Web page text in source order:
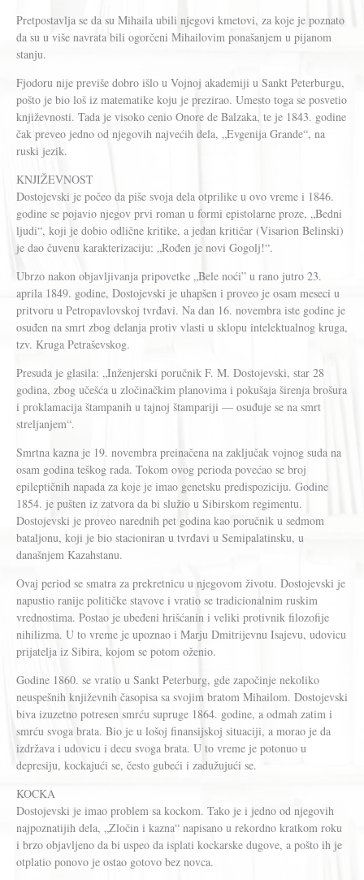
Pretpostavlja se da su Mihaila ubili njegovi kmetovi, za koje je poznato
da su u više navrata bili ogorčeni Mihailovim ponašanjem u pijanom
stanju.
Fjodoru nije previše dobro išlo u Vojnoj akademiji u Sankt Peterburgu,
pošto je bio loš iz matematike koju je prezirao. Umesto toga se posvetio
književnosti. Tada je visoko cenio Onore de Balzaka, te je 1843. godine
čak preveo jedno od njegovih najvećih dela, „Evgenija Grande“, na
ruski jezik.
KNJIŽEVNOST
Dostojevski je počeo da piše svoja dela otprilike u ovo vreme i 1846.
godine se pojavio njegov prvi roman u formi epistolarne proze, „Bedni
ljudi“, koji je dobio odlične kritike, a jedan kritičar (Visarion Belinski)
je dao čuvenu karakterizaciju: „Rođen je novi Gogolj!“.
Ubrzo nakon objavljivanja pripovetke „Bele noći” u rano jutro 23.
aprila 1849. godine, Dostojevski je uhapšen i proveo je osam meseci u
pritvoru u Petropavlovskoj tvrđavi. Na dan 16. novembra iste godine je
osuđen na smrt zbog delanja protiv vlasti u sklopu intelektualnog kruga,
tzv. Kruga Petraševskog.
Presuda je glasila: „Inženjerski poručnik F. M. Dostojevski, star 28
godina, zbog učešća u zločinačkim planovima i pokušaja širenja brošura
i proklamacija štampanih u tajnoj štampariji — osuđuje se na smrt
streljanjem“.
Smrtna kazna je 19. novembra preinačena na zaključak vojnog suda na
osam godina teškog rada. Tokom ovog perioda povećao se broj
epileptičnih napada za koje je imao genetsku predispoziciju. Godine
1854. je pušten iz zatvora da bi služio u Sibirskom regimentu.
Dostojevski je proveo narednih pet godina kao poručnik u sedmom
bataljonu, koji je bio stacioniran u tvrđavi u Semipalatinsku, u
današnjem Kazahstanu.
Ovaj period se smatra za prekretnicu u njegovom životu. Dostojevski je
napustio ranije političke stavove i vratio se tradicionalnim ruskim
vrednostima. Postao je ubeđeni hrišćanin i veliki protivnik filozofije
nihilizma. U to vreme je upoznao i Marju Dmitrijevnu Isajevu, udovicu
prijatelja iz Sibira, kojom se potom oženio.
Godine 1860. se vratio u Sankt Peterburg, gde započinje nekoliko
neuspešnih književnih časopisa sa svojim bratom Mihailom. Dostojevski
biva izuzetno potresen smrću supruge 1864. godine, a odmah zatim i
smrću svoga brata. Bio je u lošoj finansijskoj situaciji, a morao je da
izdržava i udovicu i decu svoga brata. U to vreme je potonuo u
depresiju, kockajući se, često gubeći i zadužujući se.
KOCKA
Dostojevski je imao problem sa kockom. Tako je i jedno od njegovih
najpoznatijih dela, „Zločin i kazna“ napisano u rekordno kratkom roku
i brzo objavljeno da bi uspeo da isplati kockarske dugove, a pošto ih je
otplatio ponovo je ostao gotovo bez novca.